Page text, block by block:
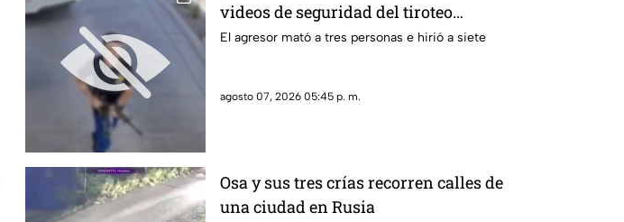
videos de seguridad del tiroteo
realizado en famosa cadena de
El agresor mató a tres personas e hirió a siete
agosto 07, 2026 05:45 p. m.
Osa y sus tres crías recorren calles de
una ciudad en Rusia